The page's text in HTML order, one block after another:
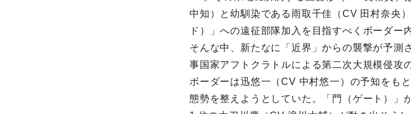
中知）と幼馴染である雨取千佳（CV 田村奈央
ド）」への遠征部隊加入を目指すべくボーダー
そんな中、新たなに「近界」からの襲撃が予測
事国家アフトクラトルによる第二次大規模侵攻
ボーダーは迅悠一（CV 中村悠一）の予知をも
態勢を整えようとしていた。「門（ゲート）」